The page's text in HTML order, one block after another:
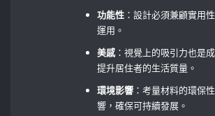
功能性 ：設計必須兼顧實用
運用。
美感：視覺上的吸引力也是
提升居住者的生活質量。
環境影響 ：考量材料的環保
響，確保可持續發展。